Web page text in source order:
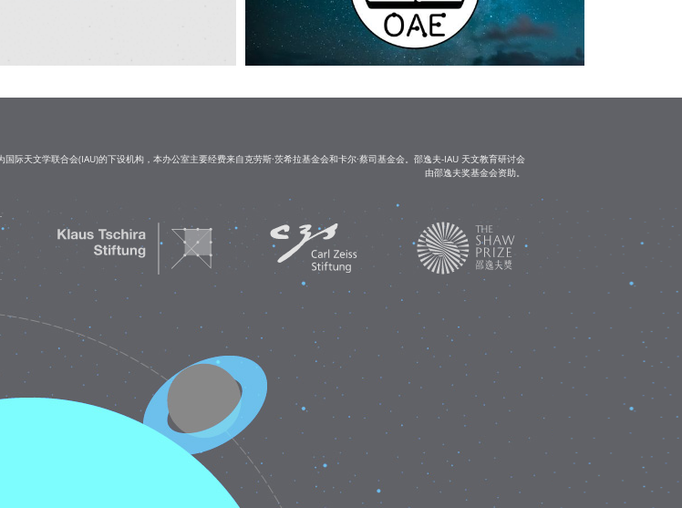
际天文学联合会(IAU)的下设机构，本办公室主要经费来自克劳斯·茨希拉基金会和卡尔·蔡司基金会。邵逸夫-IAU 天文教育研讨会
由邵逸夫奖基金会资助。